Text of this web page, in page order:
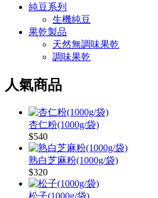
純豆系列
生機純豆
果乾製品
天然無調味果乾
調味果乾
人氣商品
杏仁粉(1000g/袋)
$540
熟白芝麻粉(1000g/袋)
$320
松子(1000g/袋)